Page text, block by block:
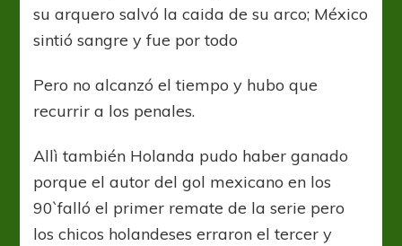
su arquero salvó la caida de su arco; México
sintió sangre y fue por todo
Pero no alcanzó el tiempo y hubo que
recurrir a los penales.
Allì también Holanda pudo haber ganado
porque el autor del gol mexicano en los
90`falló el primer remate de la serie pero
los chicos holandeses erraron el tercer y